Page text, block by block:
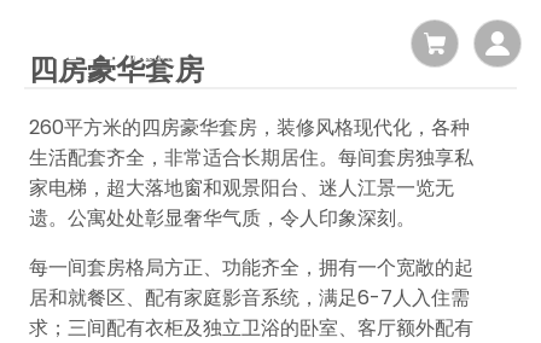
四房豪华套房
260平方米的四房豪华套房，装修风格现代化，各种
生活配套齐全，非常适合长期居住。每间套房独享私
家电梯，超大落地窗和观景阳台、迷人江景一览无
遗。公寓处处彰显奢华气质，令人印象深刻。
每一间套房格局方正、功能齐全，拥有一个宽敞的起
居和就餐区、配有家庭影音系统，满足6-7人入住需
求；三间配有衣柜及独立卫浴的卧室、客厅额外配有